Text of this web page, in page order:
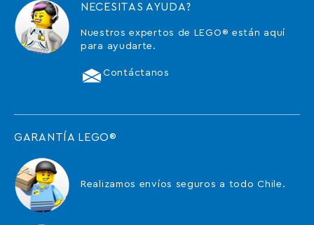
NECESITAS AYUDA?
Nuestros expertos de LEGO® están aquí
para ayudarte.
Contáctanos
GARANTÍA LEGO®
Realizamos envíos seguros a todo Chile.